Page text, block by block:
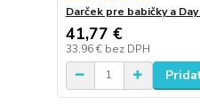
Darček pre babičky a
41,77 €
33,96 € bez DPH